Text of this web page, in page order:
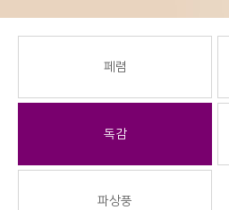
페렴
독감
파상풍